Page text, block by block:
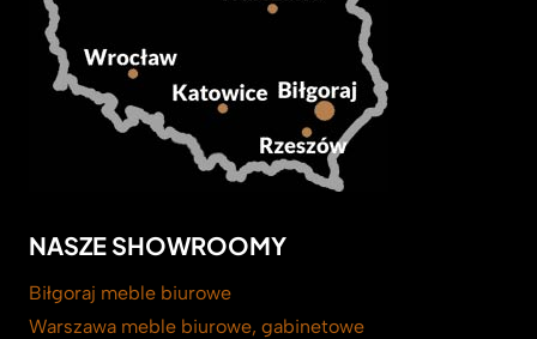
NASZE SHOWROOMY
Biłgoraj meble biurowe
Warszawa meble biurowe, gabinetowe